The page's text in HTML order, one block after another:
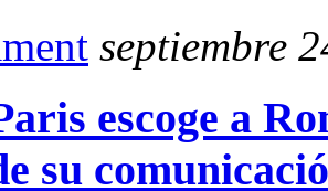
septiembre
escoge a
su